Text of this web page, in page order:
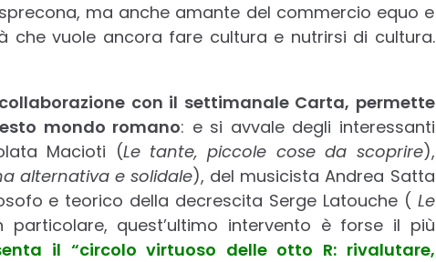
ma anche amante del commercio equo e
che vuole ancora fare cultura e nutrirsi di cultura.
con il settimanale Carta, permette
mondo romano: e si avvale degli interessanti
Macioti (Le tante, piccole cose da scoprire),
alternativa e solidale), del musicista Andrea Satta
e teorico della decrescita Serge Latouche ( Le
particolare, quest’ultimo intervento è forse il più
il “circolo virtuoso delle otto R: rivalutare,